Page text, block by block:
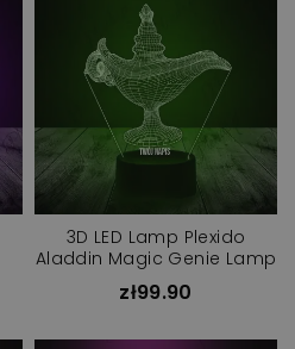
3D LED Lamp Plexido
Aladdin Magic Genie Lamp
zł99.90